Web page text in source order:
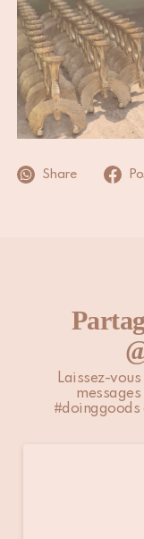
suivant. Les jours
peuvent influencer
Veuillez noter que les
responsables des
frais supplémentaires.
Expédition &
Share
Laissez-
#doinggoods